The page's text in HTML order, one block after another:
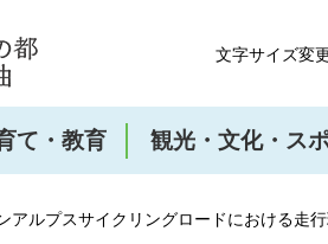
文字サイズ変
て・教育 観光・文化・ス
アルプスサイクリングロードにおける走